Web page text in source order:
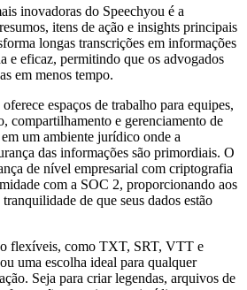
inovadoras do Speechyou é a
itens de ação e insights principais
longas transcrições em informações
e eficaz, permitindo que os advogados
em menos tempo.
espaços de trabalho para equipes,
compartilhamento e gerenciamento de
um ambiente jurídico onde a
das informações são primordiais. O
de nível empresarial com criptografia
com a SOC 2, proporcionando aos
de que seus dados estão
flexíveis, como TXT, SRT, VTT e
uma escolha ideal para qualquer
Seja para criar legendas, arquivos de